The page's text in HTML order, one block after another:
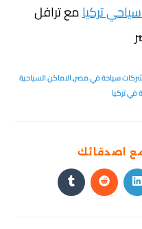
تركيامع ترافل
سياحة في مصر,الاماكن السياحية
في تركيا
اصدقائك